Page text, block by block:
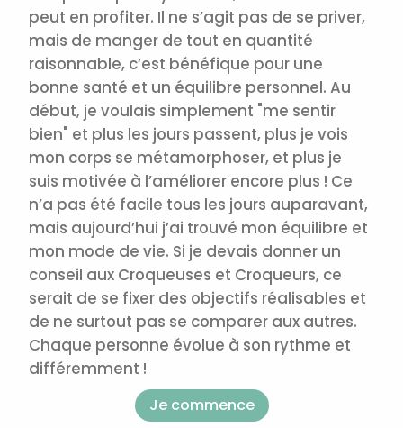
peut en profiter. Il ne s’agit pas de se priver,
mais de manger de tout en quantité
raisonnable, c’est bénéfique pour une
bonne santé et un équilibre personnel. Au
début, je voulais simplement "me sentir
bien" et plus les jours passent, plus je vois
mon corps se métamorphoser, et plus je
suis motivée à l’améliorer encore plus ! Ce
n’a pas été facile tous les jours auparavant,
mais aujourd’hui j’ai trouvé mon équilibre et
mon mode de vie. Si je devais donner un
conseil aux Croqueuses et Croqueurs, ce
serait de se fixer des objectifs réalisables et
de ne surtout pas se comparer aux autres.
Chaque personne évolue à son rythme et
différemment !
Je commence